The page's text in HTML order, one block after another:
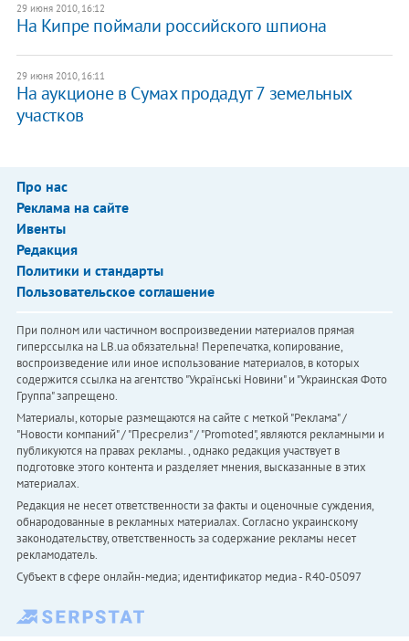
29 июня 2010, 16:12
На Кипре поймали российского шпиона
29 июня 2010, 16:11
На аукционе в Сумах продадут 7 земельных
участков
Про нас
Реклама на сайте
Ивенты
Редакция
Политики и стандарты
Пользовательское соглашение
При полном или частичном воспроизведении материалов прямая
гиперссылка на LB.ua обязательна! Перепечатка, копирование,
воспроизведение или иное использование материалов, в которых
содержится ссылка на агентство "Українськi Новини" и "Украинская Фото
Группа" запрещено.
Материалы, которые размещаются на сайте с меткой "Реклама" /
"Новости компаний" / "Пресрелиз" / "Promoted", являются рекламными и
публикуются на правах рекламы. , однако редакция участвует в
подготовке этого контента и разделяет мнения, высказанные в этих
материалах.
Редакция не несет ответственности за факты и оценочные суждения,
обнародованные в рекламных материалах. Согласно украинскому
законодательству, ответственность за содержание рекламы несет
рекламодатель.
Субъект в сфере онлайн-медиа; идентификатор медиа - R40-05097